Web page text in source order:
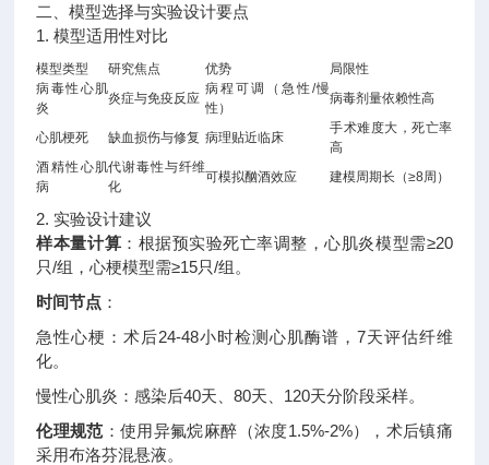
二、模型选择与实验设计要点
1. 模型适用性对比
模型类型 研究焦点 优势
局限性
病毒性心肌
炎
炎症与免疫反应
病程可调（急性/慢
性）
病毒剂量依赖性高
心肌梗死 缺血损伤与修复 病理贴近临床
手术难度大，死亡率
高
酒精性心肌
病
代谢毒性与纤维
化
可模拟酗酒效应 建模周期长（≥8周）
2. 实验设计建议
样本量计算 ：根据预实验死亡率调整，心肌炎模型需≥20
只/组，心梗模型需≥15只/组 。
时间节点 ：
急性心梗：术后24-48小时检测心肌酶谱，7天评估纤维
化。
慢性心肌炎：感染后40天、80天、120天分阶段采样。
伦理规范 ：使用异氟烷麻醉（浓度1.5%-2%），术后镇痛
采用布洛芬混悬液。